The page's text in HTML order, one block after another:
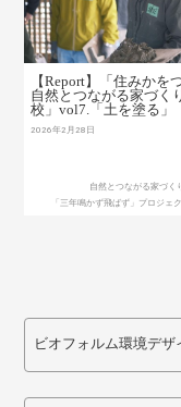
【Report】「住みかを
自然とつながる家づく
校」vol7.「土を塗る」
2026年2月28日
自然とつながる家づく
「三年鳴かず飛ばず」プロジェ
ビオフォルム環境デザ